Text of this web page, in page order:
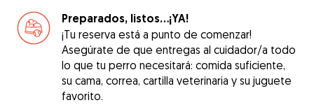
Preparados, listos...¡YA!
¡Tu reserva está a punto de comenzar!
Asegúrate de que entregas al cuidador/a todo
lo que tu perro necesitará: comida suficiente,
su cama, correa, cartilla veterinaria y su juguete
favorito.